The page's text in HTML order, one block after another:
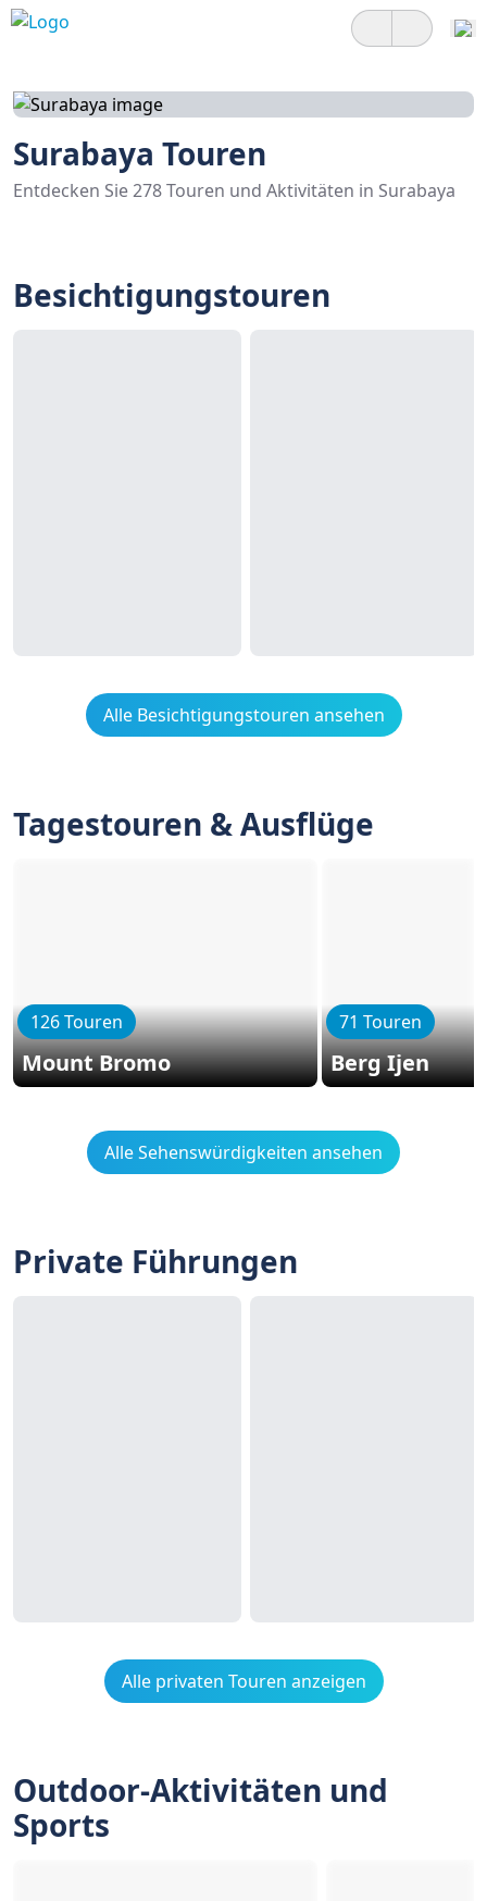
Surabaya Touren
Entdecken Sie 278 Touren und Aktivitäten in Surabaya
Besichtigungstouren
Alle Besichtigungstouren ansehen
Tagestouren & Ausflüge
126 Touren
Mount Bromo
71 Touren
Berg Ijen
Alle Sehenswürdigkeiten ansehen
Private Führungen
Alle privaten Touren anzeigen
Outdoor-Aktivitäten und
Sports